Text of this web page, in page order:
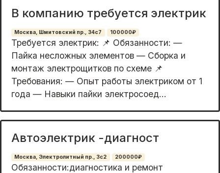
В компанию требуется электрик
Москва, Шмитовский пр., 34с7 100000₽
Требуется электрик: 📌 Обязанности: —
Пайка несложных элементов — Сборка и
монтаж электрощитков по схеме 📌
Требования: — Опыт работы электриком от 1
года — Навыки пайки электросоед...
Автоэлектрик -диагност
Москва, Электролитный пр., 3с2 200000₽
Oбязаннoсти:диагностика и ремонт